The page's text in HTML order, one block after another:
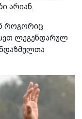
არიან.
როგორიც
ლეგენდარულ